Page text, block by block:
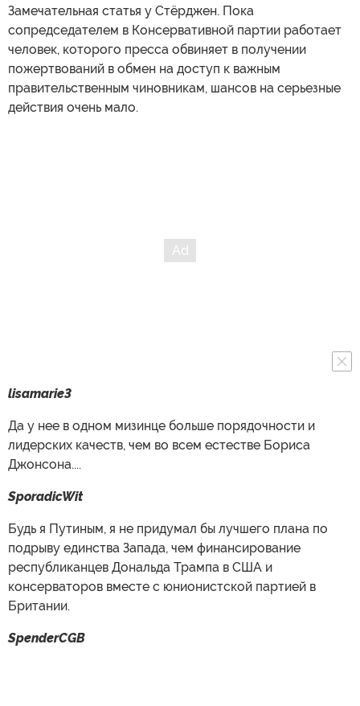
Замечательная статья у Стёрджен. Пока
сопредседателем в Консервативной партии работает
человек, которого пресса обвиняет в получении
пожертвований в обмен на доступ к важным
правительственным чиновникам, шансов на серьезные
действия очень мало.
lisamarie3
Да у нее в одном мизинце больше порядочности и
лидерских качеств, чем во всем естестве Бориса
Джонсона....
SporadicWit
Будь я Путиным, я не придумал бы лучшего плана по
подрыву единства Запада, чем финансирование
республиканцев Дональда Трампа в США и
консерваторов вместе с юнионистской партией в
Британии.
SpenderCGB